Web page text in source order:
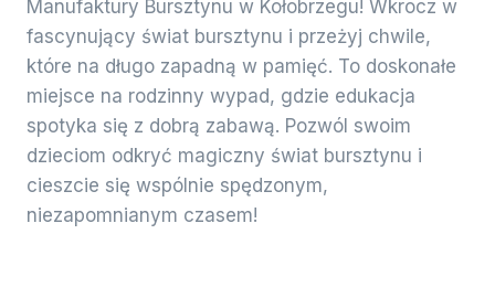
Manufaktury Bursztynu w Kołobrzegu! Wkrocz w
fascynujący świat bursztynu i przeżyj chwile,
które na długo zapadną w pamięć. To doskonałe
miejsce na rodzinny wypad, gdzie edukacja
spotyka się z dobrą zabawą. Pozwól swoim
dzieciom odkryć magiczny świat bursztynu i
cieszcie się wspólnie spędzonym,
niezapomnianym czasem!